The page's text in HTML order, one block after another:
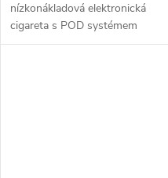
nízkonákladová elektronická
cigareta s POD systémem
vážící pouhých 20g a